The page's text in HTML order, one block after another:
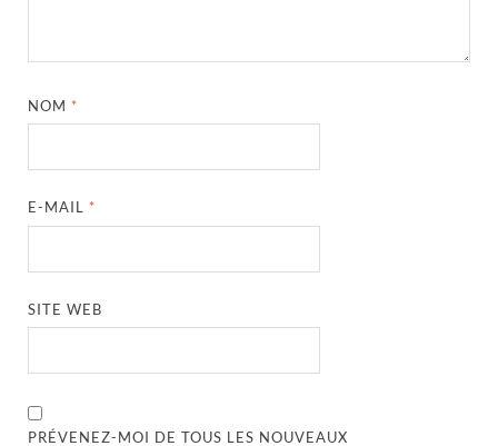
NOM *
E-MAIL *
SITE WEB
PRÉVENEZ-MOI DE TOUS LES NOUVEAUX